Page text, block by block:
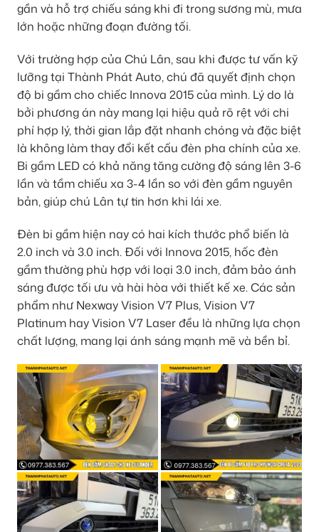
gần và hỗ trợ chiếu sáng khi đi trong sương mù, mưa
lớn hoặc những đoạn đường tối.
Với trường hợp của Chú Lân, sau khi được tư vấn kỹ
lưỡng tại Thành Phát Auto, chú đã quyết định chọn
độ bi gầm cho chiếc Innova 2015 của mình. Lý do là
bởi phương án này mang lại hiệu quả rõ rệt với chi
phí hợp lý, thời gian lắp đặt nhanh chóng và đặc biệt
là không làm thay đổi kết cấu đèn pha chính của xe.
Bi gầm LED có khả năng tăng cường độ sáng lên 3-6
lần và tầm chiếu xa 3-4 lần so với đèn gầm nguyên
bản, giúp chú Lân tự tin hơn khi lái xe.
Đèn bi gầm hiện nay có hai kích thước phổ biến là
2.0 inch và 3.0 inch. Đối với Innova 2015, hốc đèn
gầm thường phù hợp với loại 3.0 inch, đảm bảo ánh
sáng được tối ưu và hài hòa với thiết kế xe. Các sản
phẩm như Nexway Vision V7 Plus, Vision V7
Platinum hay Vision V7 Laser đều là những lựa chọn
chất lượng, mang lại ánh sáng mạnh mẽ và bền bỉ.